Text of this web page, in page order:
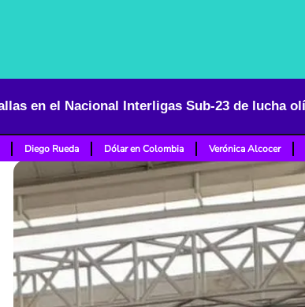
Diego Rueda Dólar en Colombia Verónica Alcocer